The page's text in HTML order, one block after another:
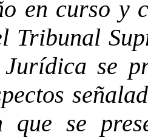
en curso y
Tribunal
se
que se